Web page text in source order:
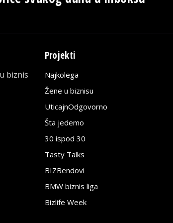
biznis
Projekti
Najkolega
Žene u biznisu
UticajnOdgovorno
Šta jedemo
30 ispod 30
Tasty Talks
BIZBendovi
BMW biznis liga
Bizlife Week